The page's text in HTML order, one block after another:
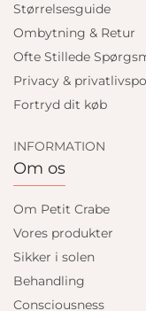
Størrelsesguide
Ombytning & Retur
Ofte Stillede
Privacy &
Fortryd dit køb
INFORMATION
Om os
Om Petit Crabe
Vores produkter
Sikker i solen
Behandling
Consciousness